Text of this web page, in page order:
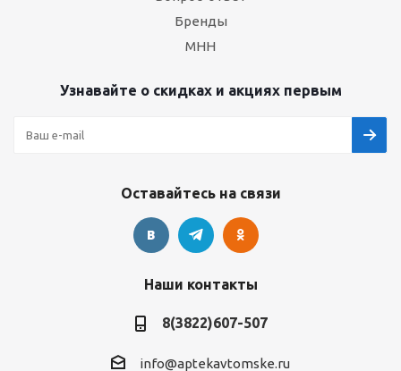
Бренды
МНН
Узнавайте о скидках и акциях первым
Оставайтесь на связи
Наши контакты
8(3822)607-507
info@aptekavtomske.ru